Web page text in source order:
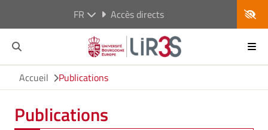
FR Accès directs
Accueil Publications
Publications